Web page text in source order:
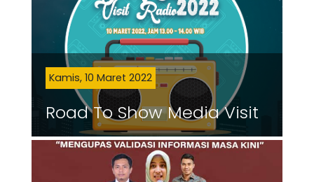
Kamis, 10 Maret 2022
Road To Show Media Visit